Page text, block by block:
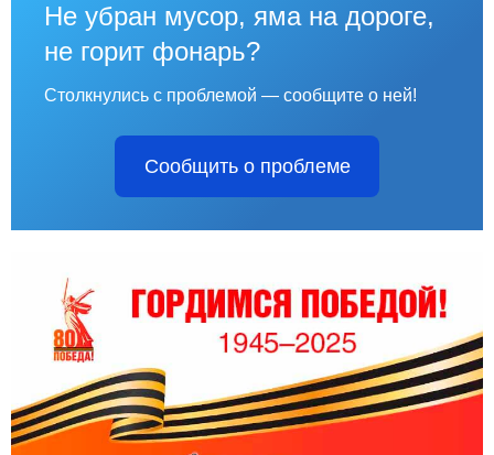
Не убран мусор, яма на дороге,
не горит фонарь?
Столкнулись с проблемой — сообщите о ней!
Сообщить о проблеме